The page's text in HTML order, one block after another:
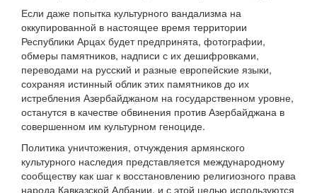
Если даже попытка культурного вандализма на
оккупированной в настоящее время территории
Республики Арцах будет предпринята, фотографии,
обмеры памятников, надписи с их дешифровками,
переводами на русский и разные европейские языки,
сохраняя истинный облик этих памятников до их
истребления Азербайджаном на государственном уровне,
останутся в качестве обвинения против Азербайджана в
совершенном им культурном геноциде.
Политика уничтожения, отчуждения армянского
культурного наследия представляется международному
сообществу как шаг к восстановлению религиозного права
народа Кавказской Албании, и с этой целью используются